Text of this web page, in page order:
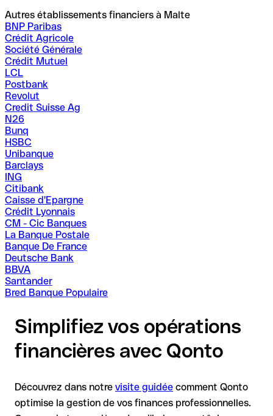
Autres établissements financiers à Malte
BNP Paribas
Crédit Agricole
Société Générale
Crédit Mutuel
LCL
Postbank
Revolut
Credit Suisse Ag
N26
Bunq
HSBC
Unibanque
Barclays
ING
Citibank
Caisse d'Epargne
Crédit Lyonnais
CM - Cic Banques
La Banque Postale
Banque De France
Deutsche Bank
BBVA
Santander
Bred Banque Populaire
Simplifiez vos opérations
financières avec Qonto
Découvrez dans notre visite guidée comment Qonto
optimise la gestion de vos finances professionnelles.